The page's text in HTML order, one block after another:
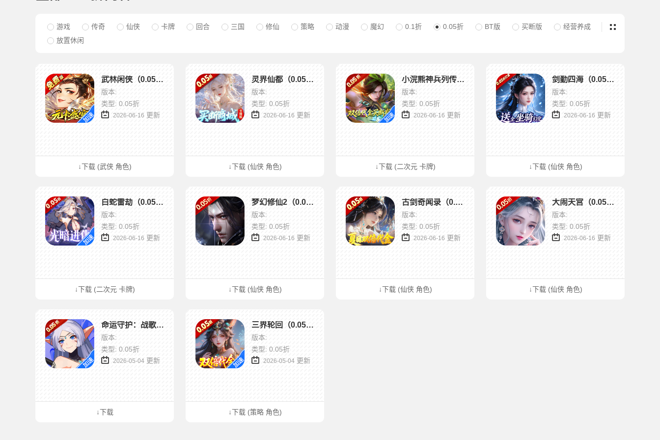
游戏 传奇 仙侠 卡牌 回合 三国 修仙 策略 动漫 魔幻 0.1折 0.05折 BT版 买断版
经营养成
放置休闲
武林闲侠（0.05折元卡盛宴免费版）
版本:
类型: 0.05折
2026-06-16 更新
↓下载 (武侠 角色)
灵界仙都（0.05买断商城至臻版）
版本:
类型: 0.05折
2026-06-16 更新
↓下载 (仙侠 角色)
小浣熊神兵列传（0.05双倍代金买断版）
版本:
类型: 0.05折
2026-06-16 更新
↓下载 (二次元 卡牌)
剑勤四海（0.05折万充打金版）
版本:
类型: 0.05折
2026-06-16 更新
↓下载 (仙侠 角色)
白蛇雷劫（0.05折光暗少女进化）
版本:
类型: 0.05折
2026-06-16 更新
↓下载 (二次元 卡牌)
梦幻修仙2（0.05折天天送6480）
版本:
类型: 0.05折
2026-06-16 更新
↓下载 (仙侠 角色)
古剑奇闻录（0.05折夏日双倍代金版）
版本:
类型: 0.05折
2026-06-16 更新
↓下载 (仙侠 角色)
大闹天宫（0.05折福利高返版）
版本:
类型: 0.05折
2026-06-16 更新
↓下载 (仙侠 角色)
命运守护：战歌（0.05折每日6480）
版本:
类型: 0.05折
2026-05-04 更新
↓下载
三界轮回（0.05折双倍代金福利版）
版本:
类型: 0.05折
2026-05-04 更新
↓下载 (策略 角色)